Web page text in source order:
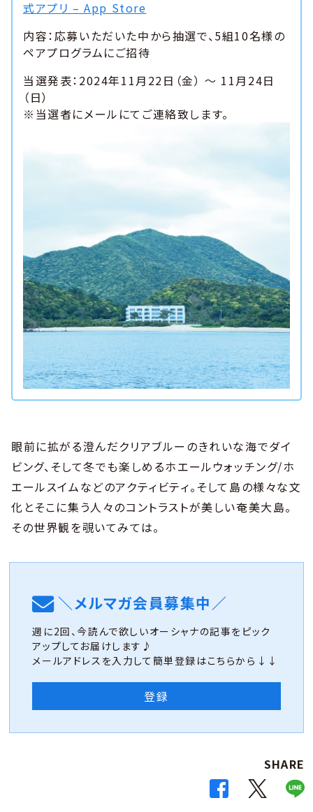
式アプリ – App Store
内容：応募いただいた中から抽選で、5組10名様の
ペアプログラムにご招待
当選発表：2024年11月22日（金） ～ 11月24日
（日）
※当選者にメールにてご連絡致します。
眼前に拡がる澄んだクリアブルーのきれいな海でダイ
ビング、そして冬でも楽しめるホエールウォッチング/ホ
エールスイムなどのアクティビティ。そして島の様々な文
化とそこに集う人々のコントラストが美しい奄美大島。
その世界観を覗いてみては。
＼メルマガ会員募集中／
週に2回、今読んで欲しいオーシャナの記事をピック
アップしてお届けします♪
メールアドレスを入力して簡単登録はこちらから↓↓
登録
SHARE